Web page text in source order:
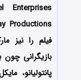
فیلم را نیز
بازیگرانی چون
پانتولیانو،